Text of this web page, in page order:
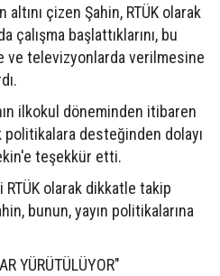
çizen Şahin, RTÜK olarak
çalışma başlattıklarını, bu
ve televizyonlarda verilmesine
ilkokul döneminden itibaren
politikalara desteğinden dolayı
teşekkür etti.
olarak dikkatle takip
bunun, yayın politikalarına
YÜRÜTÜLÜYOR"